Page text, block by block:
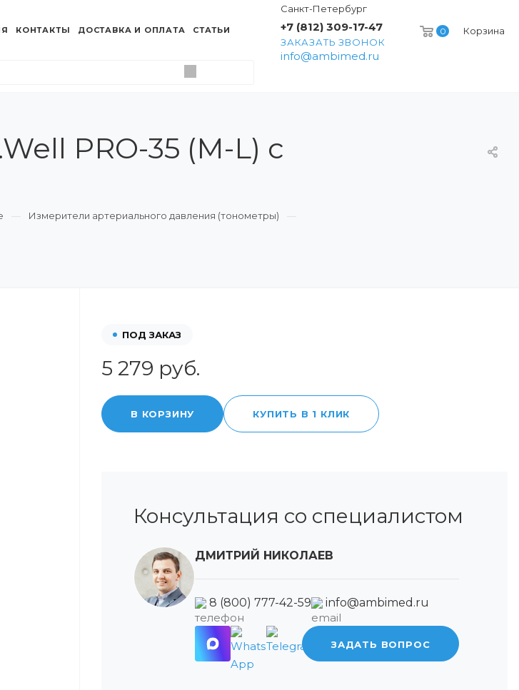
0 Корзина
Санкт-Петербург
+7 (812) 309-17-47
ЗАКАЗАТЬ ЗВОНОК
info@ambimed.ru
КОНТАКТЫ ДОСТАВКА И ОПЛАТА СТАТЬИ
PRO-35 (M-L) с
Измерители артериального давления (тонометры)
ПОД ЗАКАЗ
5 279 руб.
В КОРЗИНУ КУПИТЬ В 1 КЛИК
Консультация со специалистом
ДМИТРИЙ НИКОЛАЕВ
8 (800) 777-42-59 info@ambimed.ru
ЗАДАТЬ ВОПРОС